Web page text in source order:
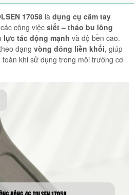
17058 là dụng cụ cầm tay
công việc siết – tháo bu lông
lực tác động mạnh và độ bền cao.
dạng vòng đóng liền khối, giúp
khi sử dụng trong môi trường cơ